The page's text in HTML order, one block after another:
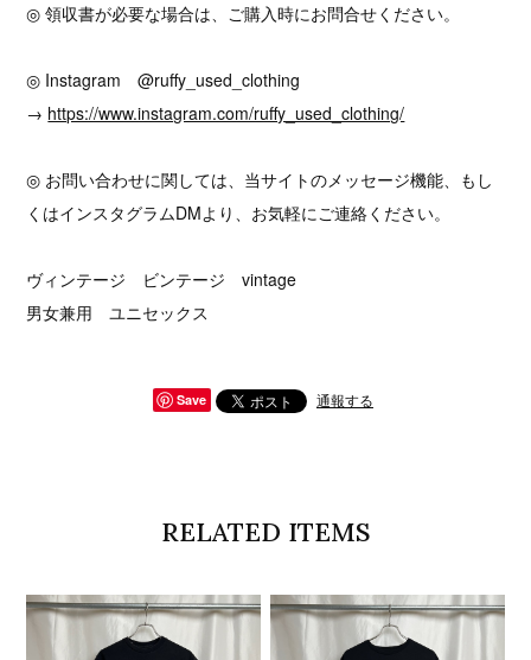
◎ 領収書が必要な場合は、ご購入時にお問合せください。
◎ Instagram @ruffy_used_clothing
→ https://www.instagram.com/ruffy_used_clothing/
◎ お問い合わせに関しては、当サイトのメッセージ機能、もし
くはインスタグラムDMより、お気軽にご連絡ください。
ヴィンテージ ビンテージ vintage
男女兼用 ユニセックス
Save 通報する
RELATED ITEMS